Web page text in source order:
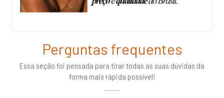
Perguntas frequentes
Essa seção foi pensada para tirar todas as suas dúvidas da
forma mais rápida possível!